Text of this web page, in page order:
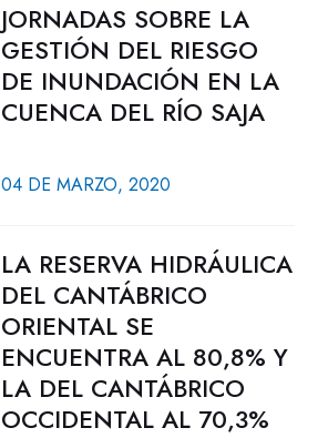
JORNADAS SOBRE LA
GESTIÓN DEL RIESGO
DE INUNDACIÓN EN LA
CUENCA DEL RÍO SAJA
04 DE MARZO, 2020
LA RESERVA HIDRÁULICA
DEL CANTÁBRICO
ORIENTAL SE
ENCUENTRA AL 80,8% Y
LA DEL CANTÁBRICO
OCCIDENTAL AL 70,3%